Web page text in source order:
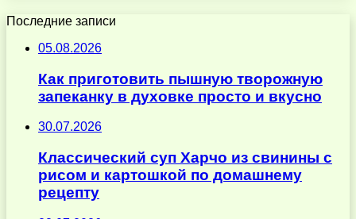
Последние записи
05.08.2026
Как приготовить пышную творожную
запеканку в духовке просто и вкусно
30.07.2026
Классический суп Харчо из свинины с
рисом и картошкой по домашнему
рецепту